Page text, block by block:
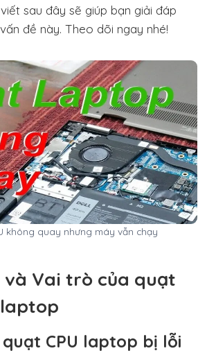
sau đây sẽ giúp bạn giải đáp
đề này. Theo dõi ngay nhé!
không quay nhưng máy vẫn chạy
và Vai trò của quạt
quạt CPU laptop bị lỗi